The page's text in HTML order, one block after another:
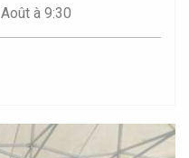
Août à 9:30